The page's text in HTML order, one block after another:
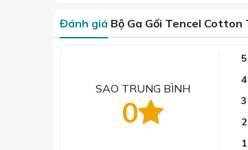
Đánh giá Bộ Ga Gối Tencel Cotton
SAO TRUNG BÌNH
0
5
4
3
2
1